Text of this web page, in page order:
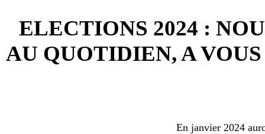
ELECTIONS 2024 :
AU QUOTIDIEN, A
En janvier 2024